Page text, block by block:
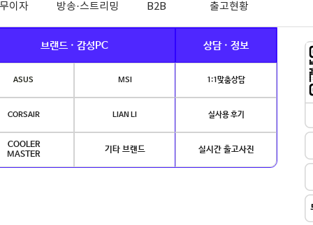
이자 방송·스트리밍 B2B 출고현황
브랜드 · 감성PC 상담 · 정보
ASUS MSI 1:1맞춤상담
CORSAIR LIAN LI 실사용 후기
COOLER
MASTER
기타 브랜드 실시간 출고사진